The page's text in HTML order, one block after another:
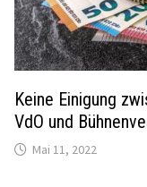
Keine Einigung
VdO und
Mai 11, 2022